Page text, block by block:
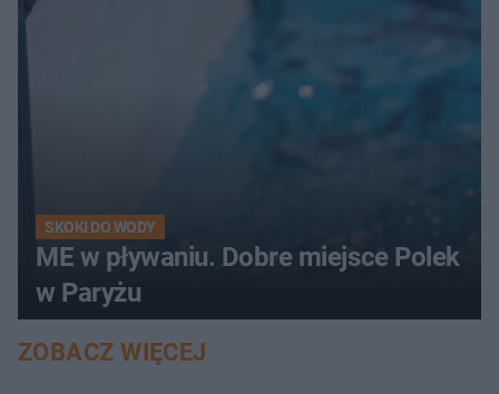
SKOKI DO WODY
ME w pływaniu. Dobre miejsce Polek
w Paryżu
ZOBACZ WIĘCEJ